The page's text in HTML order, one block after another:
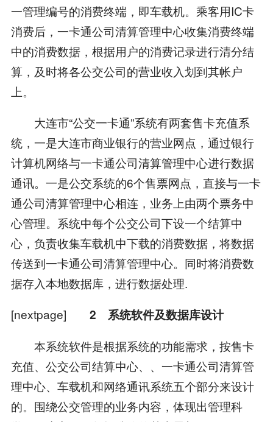
一管理编号的消费终端，即车载机。乘客用IC卡
消费后，一卡通公司清算管理中心收集消费终端
中的消费数据，根据用户的消费记录进行清分结
算，及时将各公交公司的营业收入划到其帐户
上。
大连市“公交一卡通”系统有两套售卡充值系
统，一是大连市商业银行的营业网点，通过银行
计算机网络与一卡通公司清算管理中心进行数据
通讯。一是公交系统的6个售票网点，直接与一卡
通公司清算管理中心相连，业务上由两个票务中
心管理。系统中每个公交公司下设一个结算中
心，负责收集车载机中下载的消费数据，将数据
传送到一卡通公司清算管理中心。同时将消费数
据存入本地数据库，进行数据处理.
[nextpage] 2 系统软件及数据库设计
本系统软件是根据系统的功能需求，按售卡
充值、公交公司结算中心、、一卡通公司清算管
理中心、车载机和网络通讯系统五个部分来设计
的。围绕公交管理的业务内容，体现出管理科